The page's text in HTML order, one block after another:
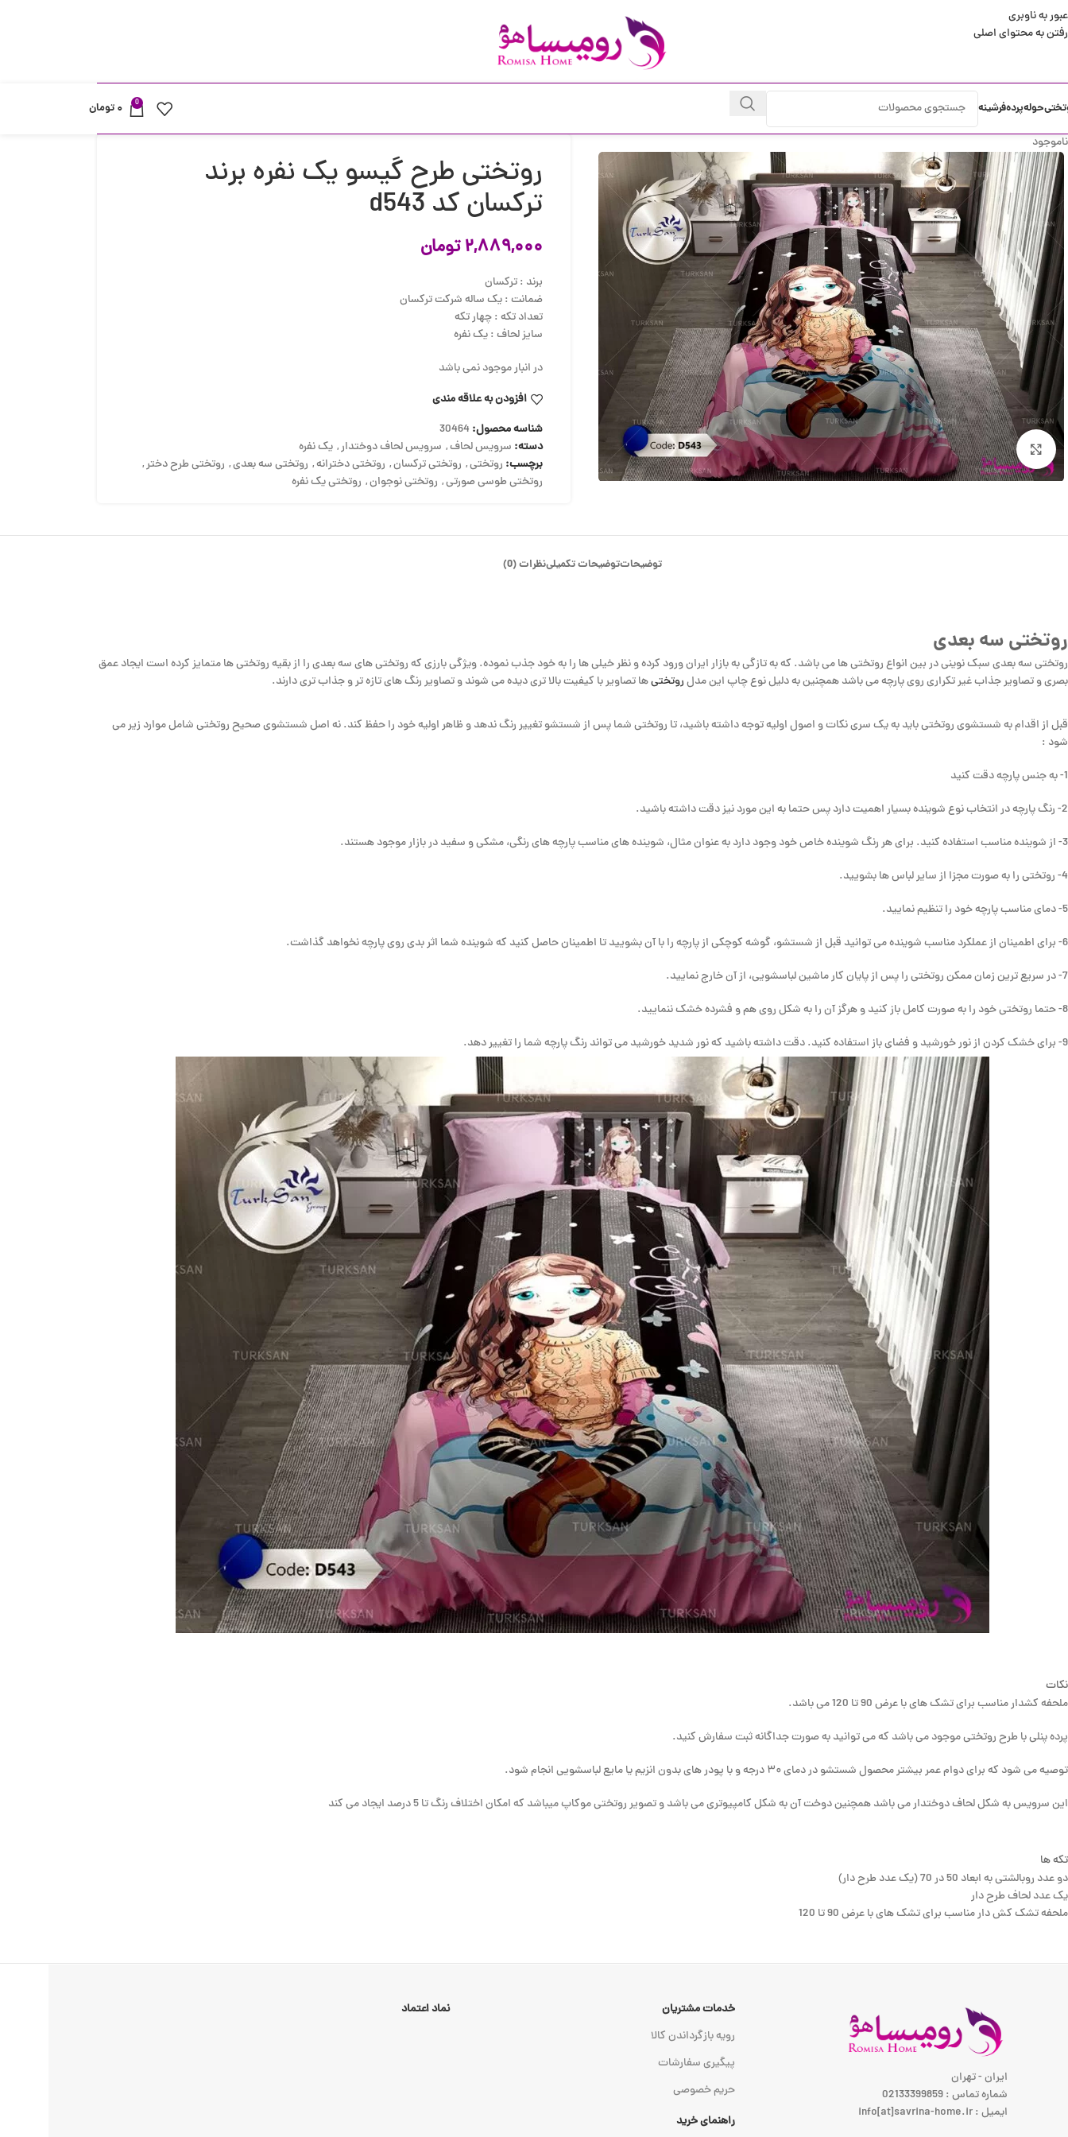
عبور به ناوبری
رفتن به محتوای اصلی
حولهپردهفرشینه 0 ۰تومان
ناموجود
بزرگنمایی تصویر
روتختی طرح گیسو یک نفره برند
ترکسان کد d543
۲,۸۸۹,۰۰۰ تومان
برند : ترکسان
ضمانت : یک ساله شرکت ترکسان
تعداد تکه : چهار تکه
سایز لحاف : یک نفره
در انبار موجود نمی باشد
افزودن به علاقه مندی
شناسه محصول: 30464
دسته: سرویس لحاف, سرویس لحاف دوختدار, یک نفره
برچسب: روتختی, روتختی ترکسان, روتختی دخترانه, روتختی سه بعدی, روتختی طرح دختر,
روتختی طوسی صورتی, روتختی نوجوان, روتختی یک نفره
توضیحاتتوضیحات تکمیلینظرات (0)
روتختی سه بعدی
روتختی سه بعدی سبک نوینی در بین انواع روتختی ها می باشد. که به تازگی به بازار ایران ورود کرده و نظر خیلی ها را به خود جذب نموده. ویژگی بارزی که روتختی های سه بعدی را از بقیه روتختی ها متمایز کرده است ایجاد عمق
بصری و تصاویر جذاب غیر تکراری روی پارچه می باشد همچنین به دلیل نوع چاپ این مدلروتختیها تصاویر با کیفیت بالا تری دیده می شوند و تصاویر رنگ های تازه تر و جذاب تری دارند.
قبل از اقدام به شستشوی روتختی باید به یک سری نکات و اصول اولیه توجه داشته باشید، تا روتختی شما پس از شستشو تغییر رنگ ندهد و ظاهر اولیه خود را حفظ کند. نه اصل شستشوی صحیح روتختی شامل موارد زیر می
شود :
1- به جنس پارچه دقت کنید
2- رنگ پارچه در انتخاب نوع شوینده بسیار اهمیت دارد پس حتما به این مورد نیز دقت داشته باشید.
3- از شوینده مناسب استفاده کنید. برای هر رنگ شوینده خاص خود وجود دارد به عنوان مثال، شوینده های مناسب پارچه های رنگی، مشکی و سفید در بازار موجود هستند.
4- روتختی را به صورت مجزا از سایر لباس ها بشویید.
5- دمای مناسب پارچه خود را تنظیم نمایید.
6- برای اطمینان از عملکرد مناسب شوینده می توانید قبل از شستشو، گوشه کوچکی از پارچه را با آن بشویید تا اطمینان حاصل کنید که شوینده شما اثر بدی روی پارچه نخواهد گذاشت.
7- در سریع ترین زمان ممکن روتختی را پس از پایان کار ماشین لباسشویی، از آن خارج نمایید.
8- حتما روتختی خود را به صورت کامل باز کنید و هرگز آن را به شکل روی هم و فشرده خشک ننمایید.
9- برای خشک کردن از نور خورشید و فضای باز استفاده کنید. دقت داشته باشید که نور شدید خورشید می تواند رنگ پارچه شما را تغییر دهد.
نکات
ملحفه کشدار مناسب برای تشک های با عرض 90 تا 120 می باشد.
پرده پنلی با طرح روتختی موجود می باشد که می توانید به صورت جداگانه ثبت سفارش کنید.
توصیه می شود که برای دوام عمر بیشتر محصول شستشو در دمای ۳۰ درجه و با پودر های بدون انزیم یا مایع لباسشویی انجام شود.
این سرویس به شکل لحاف دوختدار می باشد همچنین دوخت آن به شکل کامپیوتری می باشد وتصویر روتختی موکاپ میباشد که امکان اختلاف رنگ تا 5 درصد ایجاد می کند
تکه ها
دو عدد روبالشتی به ابعاد 50 در 70 (یک عدد طرح دار)
یک عدد لحاف طرح دار
ملحفه تشک کش دار مناسب برای تشک های با عرض 90 تا 120
ایران - تهران
شماره تماس : 02133399859
ایمیل : info[at]savrina-home.ir
خدمات مشتریان
رویه بازگرداندن کالا
پیگیری سفارشات
حریم خصوصی
راهنمای خرید
نماد اعتماد